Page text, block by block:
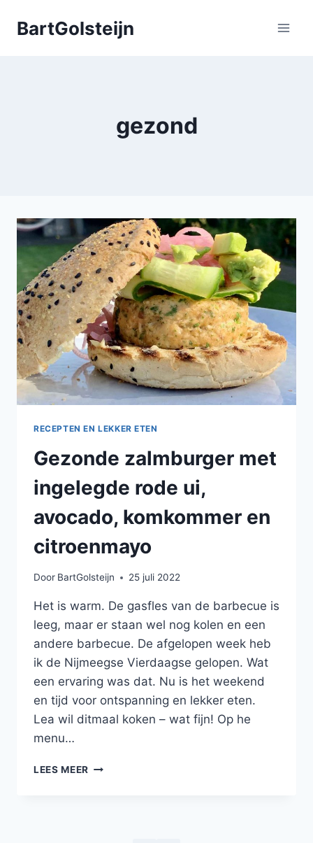
naarBartGolsteijn
gezond
RECEPTEN EN LEKKER ETEN
Gezonde zalmburger met
ingelegde rode ui,
avocado, komkommer en
citroenmayo
Door BartGolsteijn 25 juli 2022
Het is warm. De gasfles van de barbecue is
leeg, maar er staan wel nog kolen en een
andere barbecue. De afgelopen week heb
ik de Nijmeegse Vierdaagse gelopen. Wat
een ervaring was dat. Nu is het weekend
en tijd voor ontspanning en lekker eten.
Lea wil ditmaal koken – wat fijn! Op he
menu…
LEES MEER GEZONDE